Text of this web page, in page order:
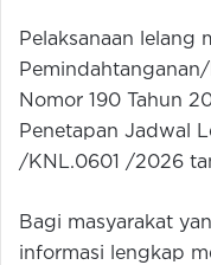
Pelaksanaan lelang
Nomor 190 Tahun
Penetapan Jadwal
/KNL.0601 /2026
Bagi masyarakat
informasi lengkap